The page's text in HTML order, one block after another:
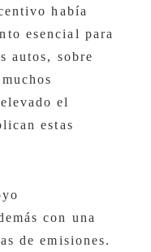
había
esencial para
autos, sobre
el
estas
con una
de emisiones.